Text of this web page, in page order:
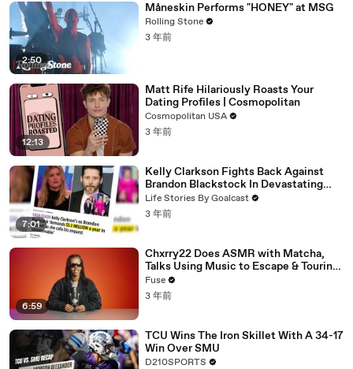
2:50
Måneskin Performs "HONEY" at MSG
Rolling Stone
3 年前
12:13
Matt Rife Hilariously Roasts Your
Dating Profiles | Cosmopolitan
Cosmopolitan USA
3 年前
7:01
Kelly Clarkson Fights Back Against
Brandon Blackstock In Devastating
Divorce Battle
Life Stories By Goalcast
3 年前
6:59
Chxrry22 Does ASMR with Matcha,
Talks Using Music to Escape & Touring
with The Weeknd
Fuse
3 年前
TCU Wins The Iron Skillet With A 34-17
Win Over SMU
D210SPORTS